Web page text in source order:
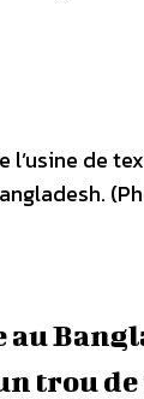
de
au
trou